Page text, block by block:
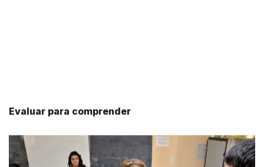
Evaluar para comprender